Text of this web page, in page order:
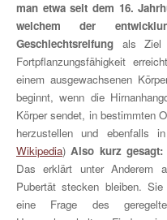
man etwa seit dem 16.
welchem der
Geschlechtsreifung als Ziel
Fortpflanzungsfähigkeit
einem ausgewachsenen
beginnt, wenn die
Körper sendet, in bestimmten
herzustellen und ebenfalls
Wikipedia) Also kurz gesagt:
Das erklärt unter Anderem
Pubertät stecken bleiben.
eine Frage des